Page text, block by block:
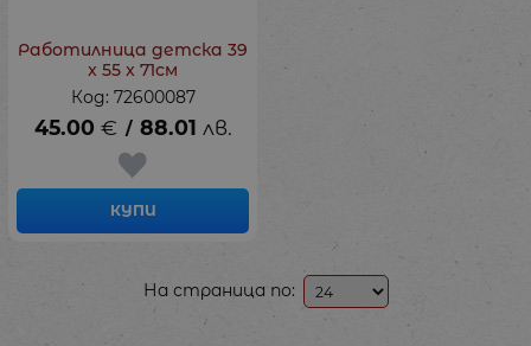
Работилница детска 39
x 55 x 71см
Код: 72600087
45.00 € / 88.01 лв.
КУПИ
На страница по: